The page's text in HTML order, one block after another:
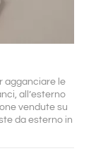
agganciare le
all’esterno
vendute su
da esterno in